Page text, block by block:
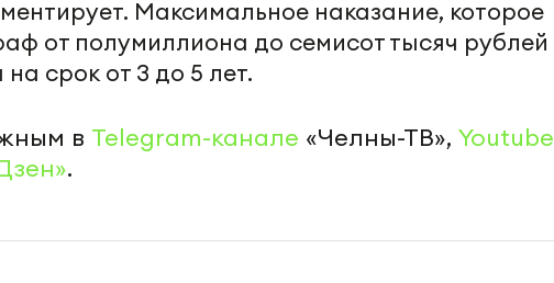
Максимальное наказание, которое
от полумиллиона до семисот тысяч рублей
срок от 3 до 5 лет.
в Telegram-канале «Челны-ТВ», Youtube
.